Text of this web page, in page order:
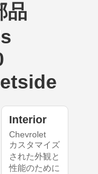
品
Interior
Chevrolet
カスタマイズ
された外観と
性能のために